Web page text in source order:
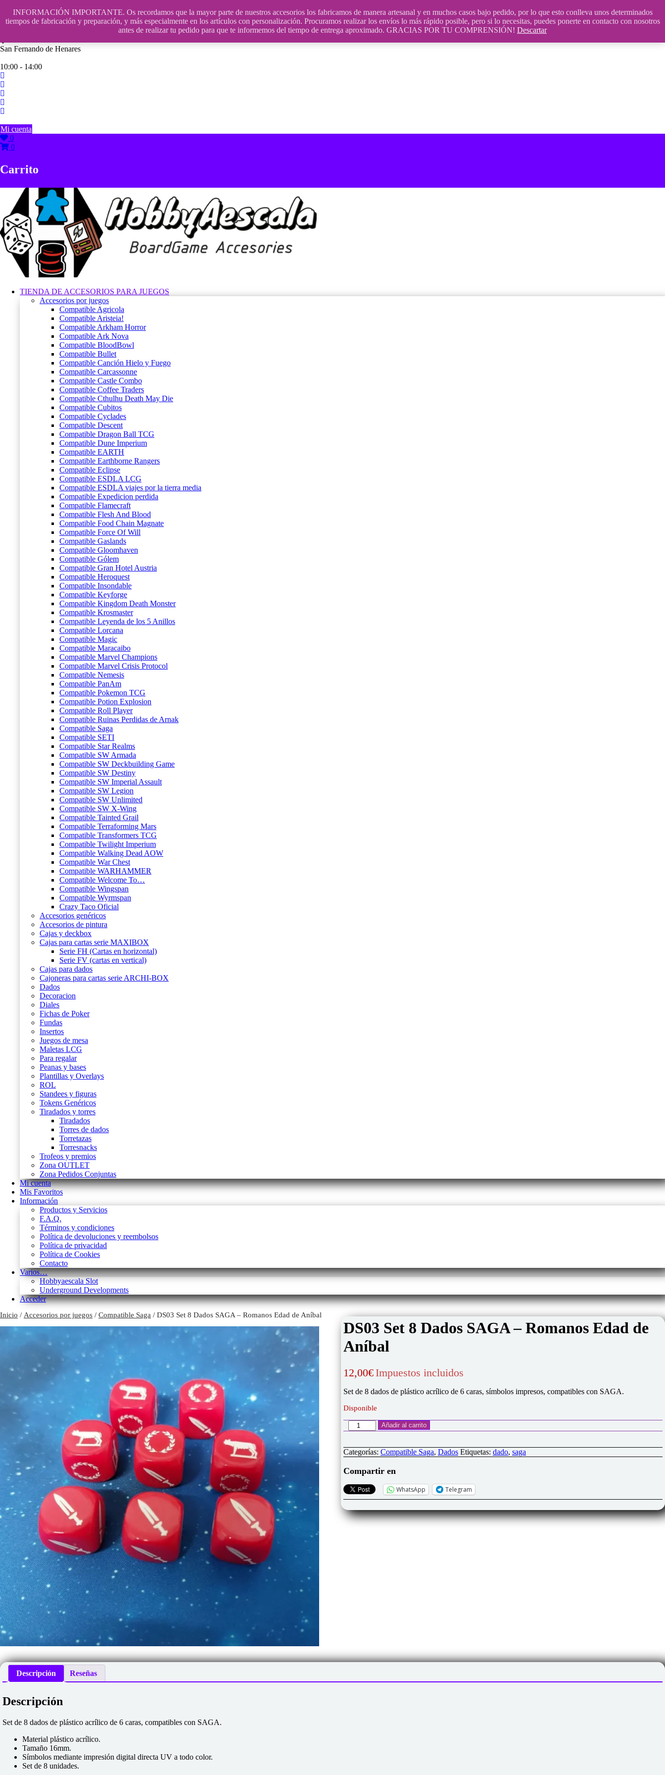
INFORMACIÓN IMPORTANTE. Os recordamos que la mayor parte de nuestros accesorios los fabricamos de manera artesanal y en muchos casos bajo pedido, por lo que esto conlleva unos determinados
tiempos de fabricación y preparación, y más especialmente en los artículos con personalización. Procuramos realizar los envíos lo más rápido posible, pero si lo necesitas, puedes ponerte en contacto con nosotros
antes de realizar tu pedido para que te informemos del tiempo de entrega aproximado. GRACIAS POR TU COMPRENSIÓN! Descartar
contenido
609241475 SOLO DE 10:00 a 14:00
San Fernando de Henares
10:00 - 14:00
Mi cuenta
0
0
Carrito
TIENDA DE ACCESORIOS PARA JUEGOS
Accesorios por juegos
Compatible Agricola
Compatible Aristeia!
Compatible Arkham Horror
Compatible Ark Nova
Compatible BloodBowl
Compatible Bullet
Compatible Canción Hielo y Fuego
Compatible Carcassonne
Compatible Castle Combo
Compatible Coffee Traders
Compatible Cthulhu Death May Die
Compatible Cubitos
Compatible Cyclades
Compatible Descent
Compatible Dragon Ball TCG
Compatible Dune Imperium
Compatible EARTH
Compatible Earthborne Rangers
Compatible Eclipse
Compatible ESDLA LCG
Compatible ESDLA viajes por la tierra media
Compatible Expedicion perdida
Compatible Flamecraft
Compatible Flesh And Blood
Compatible Food Chain Magnate
Compatible Force Of Will
Compatible Gaslands
Compatible Gloomhaven
Compatible Gólem
Compatible Gran Hotel Austria
Compatible Heroquest
Compatible Insondable
Compatible Keyforge
Compatible Kingdom Death Monster
Compatible Krosmaster
Compatible Leyenda de los 5 Anillos
Compatible Lorcana
Compatible Magic
Compatible Maracaibo
Compatible Marvel Champions
Compatible Marvel Crisis Protocol
Compatible Nemesis
Compatible PanAm
Compatible Pokemon TCG
Compatible Potion Explosion
Compatible Roll Player
Compatible Ruinas Perdidas de Arnak
Compatible Saga
Compatible SETI
Compatible Star Realms
Compatible SW Armada
Compatible SW Deckbuilding Game
Compatible SW Destiny
Compatible SW Imperial Assault
Compatible SW Legion
Compatible SW Unlimited
Compatible SW X-Wing
Compatible Tainted Grail
Compatible Terraforming Mars
Compatible Transformers TCG
Compatible Twilight Imperium
Compatible Walking Dead AOW
Compatible War Chest
Compatible WARHAMMER
Compatible Welcome To…
Compatible Wingspan
Compatible Wyrmspan
Crazy Taco Oficial
Accesorios genéricos
Accesorios de pintura
Cajas y deckbox
Cajas para cartas serie MAXIBOX
Serie FH (Cartas en horizontal)
Serie FV (cartas en vertical)
Cajas para dados
Cajoneras para cartas serie ARCHI-BOX
Dados
Decoracion
Diales
Fichas de Poker
Fundas
Insertos
Juegos de mesa
Maletas LCG
Para regalar
Peanas y bases
Plantillas y Overlays
ROL
Standees y figuras
Tokens Genéricos
Tiradados y torres
Tiradados
Torres de dados
Torretazas
Torresnacks
Trofeos y premios
Zona OUTLET
Zona Pedidos Conjuntas
Mi cuenta
Mis Favoritos
Información
Productos y Servicios
F.A.Q.
Términos y condiciones
Política de devoluciones y reembolsos
Política de privacidad
Política de Cookies
Contacto
Varios…
Hobbyaescala Slot
Underground Developments
Acceder
Inicio / Accesorios por juegos / Compatible Saga / DS03 Set 8 Dados SAGA – Romanos Edad de Aníbal
DS03 Set 8 Dados SAGA – Romanos Edad de
Aníbal
12,00€ Impuestos incluidos
Set de 8 dados de plástico acrílico de 6 caras, símbolos impresos, compatibles con SAGA.
Disponible
DS03
Set
Dados
SAGA
-
Romanos
Edad
de
cantidad
Añadir al carrito
Categorías: Compatible Saga, Dados Etiquetas: dado, saga
Compartir en
WhatsApp Telegram
Descripción Reseñas
Descripción
Set de 8 dados de plástico acrílico de 6 caras, compatibles con SAGA.
Material plástico acrílico.
Tamaño 16mm.
Símbolos mediante impresión digital directa UV a todo color.
Set de 8 unidades.